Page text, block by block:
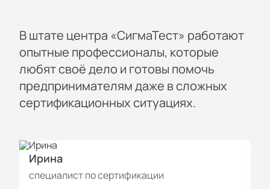
В штате центра «СигмаТест» работают
опытные профессионалы, которые
любят своё дело и готовы помочь
предпринимателям даже в сложных
сертификационных ситуациях.
Ирина
специалист по сертификации